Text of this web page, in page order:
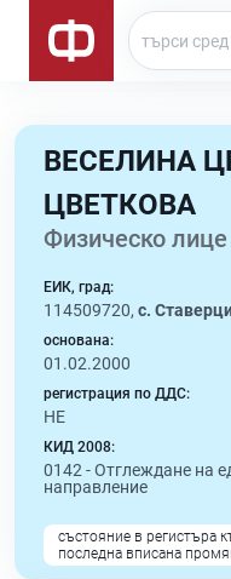
ВЕСЕЛИНА
ЦВЕТКОВА
Физическо
ЕИК, град:
114509720, с.
основана:
01.02.2000
регистрация по ДДС:
НЕ
КИД 2008:
0142 -Отглеждане на
направление
състояние в регистъра
последна вписана